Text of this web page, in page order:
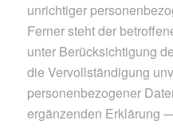
unrichtiger
Ferner steht der
unter Berücksichtigung
die Vervollständigung
personenbezogener
ergänzenden Erklärung